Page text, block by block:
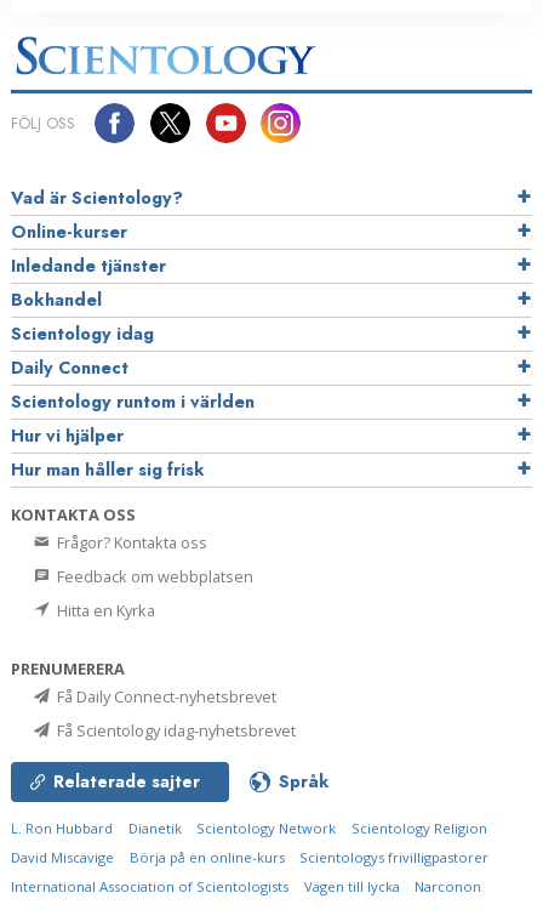
FÖLJ OSS
Vad är Scientology?
Online-kurser
Inledande tjänster
Bokhandel
Scientology idag
Daily Connect
Scientology runtom i världen
Hur vi hjälper
Hur man håller sig frisk
KONTAKTA OSS
Frågor? Kontakta oss
Feedback om webbplatsen
Hitta en Kyrka
PRENUMERERA
Få Daily Connect-nyhetsbrevet
Få Scientology idag-nyhetsbrevet
Relaterade sajter Språk
L. Ron Hubbard Dianetik Scientology Network
Scientology Religion
David Miscavige
Börja på en online-kurs
Scientologys frivilligpastorer
International Association of Scientologists
Vägen till lycka
Narconon